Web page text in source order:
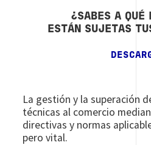
¿SABES A QUÉ
ESTÁN SUJETAS
La gestión y la superación
técnicas al comercio
directivas y normas
pero vital.